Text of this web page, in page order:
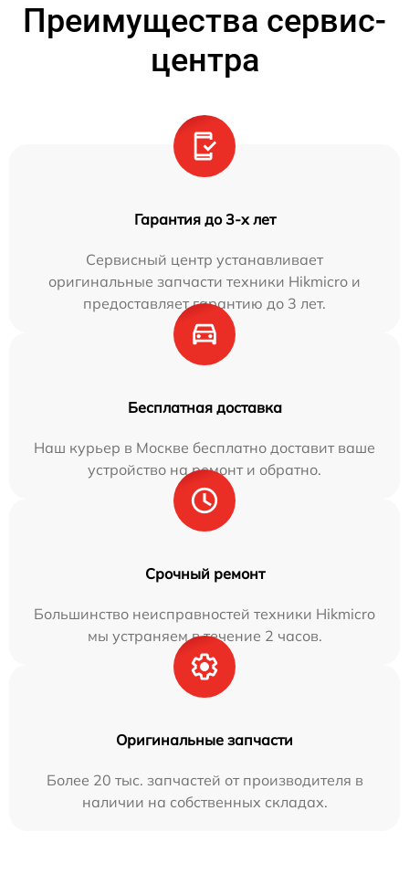
Преимущества сервис-
центра
Гарантия до 3-х лет
Сервисный центр устанавливает
оригинальные запчасти техники Hikmicro и
предоставляет гарантию до 3 лет.
Бесплатная доставка
Наш курьер в Москве бесплатно доставит ваше
устройство на ремонт и обратно.
Срочный ремонт
Большинство неисправностей техники Hikmicro
мы устраняем в течение 2 часов.
Оригинальные запчасти
Более 20 тыс. запчастей от производителя в
наличии на собственных складах.